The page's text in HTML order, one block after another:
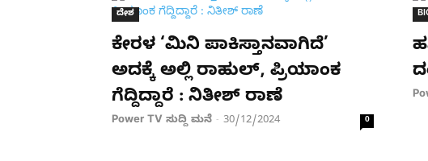
ದೇಶ
ಕೇರಳ ‘ಮಿನಿ ಪಾಕಿಸ್ತಾನವಾಗಿದೆ’
ಅದಕ್ಕೆ ಅಲ್ಲಿ ರಾಹುಲ್​, ಪ್ರಿಯಾಂಕ
ಗೆದ್ದಿದ್ದಾರೆ : ನಿತೀಶ್​ ರಾಣೆ
Power TV ಸುದ್ದಿ ಮನೆ - 30/12/2024 0